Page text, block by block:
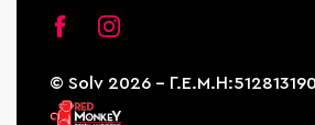
© Solv 2026 –